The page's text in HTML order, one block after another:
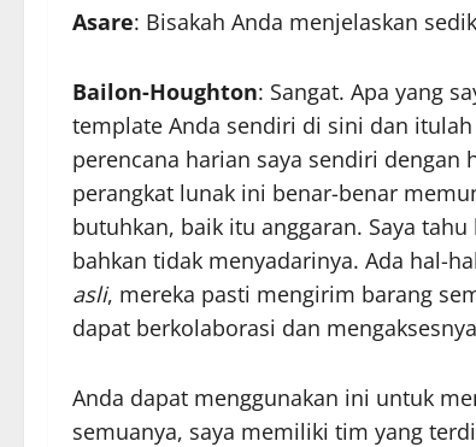
Asare: Bisakah Anda menjelaskan
Bailon-Houghton: Sangat. Apa yang
template Anda sendiri di sini dan
perencana harian saya sendiri dengan
perangkat lunak ini benar-benar
butuhkan, baik itu anggaran. Saya
bahkan tidak menyadarinya. Ada hal-
asli, mereka pasti mengirim barang
dapat berkolaborasi dan
Anda dapat menggunakan ini untuk
semuanya, saya memiliki tim yang